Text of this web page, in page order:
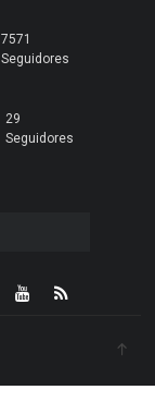
7571
Seguidores
29
Seguidores